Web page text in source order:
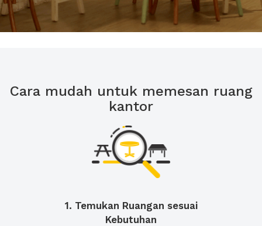
Cara mudah untuk memesan ruang
kantor
1. Temukan Ruangan sesuai
Kebutuhan